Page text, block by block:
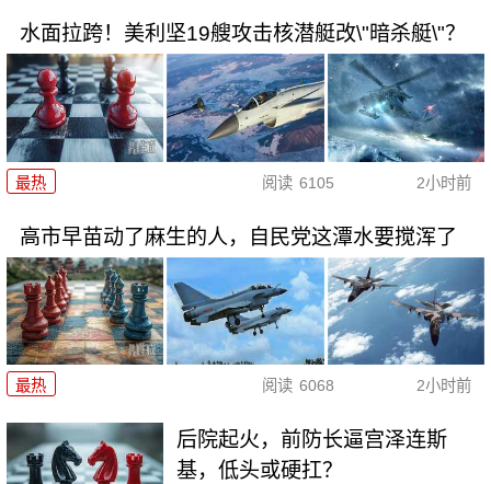
水面拉跨！美利坚19艘攻击核潜艇改\"暗杀艇\"？
最热 阅读 6105 2小时前
高市早苗动了麻生的人，自民党这潭水要搅浑了
最热 阅读 6068 2小时前
后院起火，前防长逼宫泽连斯
基，低头或硬扛？